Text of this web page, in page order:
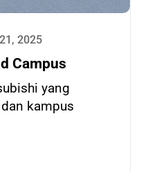
2025
Campus
yang
kampus